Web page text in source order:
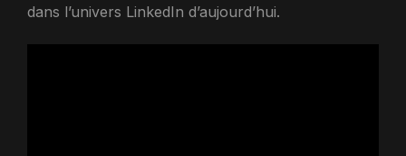
dans l’univers LinkedIn d’aujourd’hui.